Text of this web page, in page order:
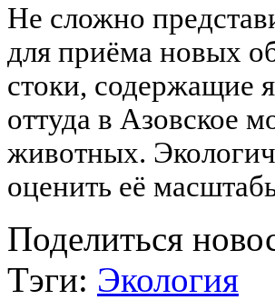
Не сложно
для приёма новых
стоки, содержащие
оттуда в Азовское
животных.
оценить её
Поделиться
Тэги: Экология